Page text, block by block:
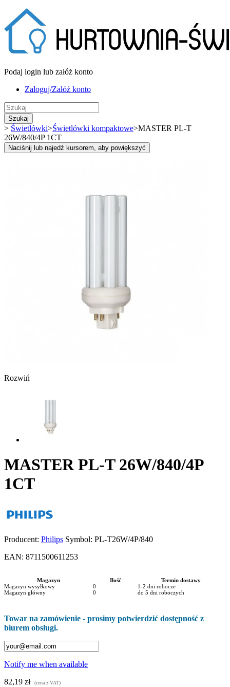
Podaj login lub załóż konto
Zaloguj/Załóż konto
Szukaj
> Świetlówki>Świetlówki kompaktowe>MASTER PL-T
26W/840/4P 1CT
Naciśnij lub najedź kursorem, aby powiększyć
Rozwiń
MASTER PL-T 26W/840/4P
1CT
Producent: Philips Symbol: PL-T26W/4P/840
EAN: 8711500611253
Magazyn Ilość
Termin dostawy
Magazyn wysyłkowy
0
1-2 dni robocze
Magazyn główny
0 do 5 dni roboczych
Towar na zamówienie - prosimy potwierdzić dostępność z
biurem obsługi.
Notify me when available
82,19 zł
(cena z VAT)